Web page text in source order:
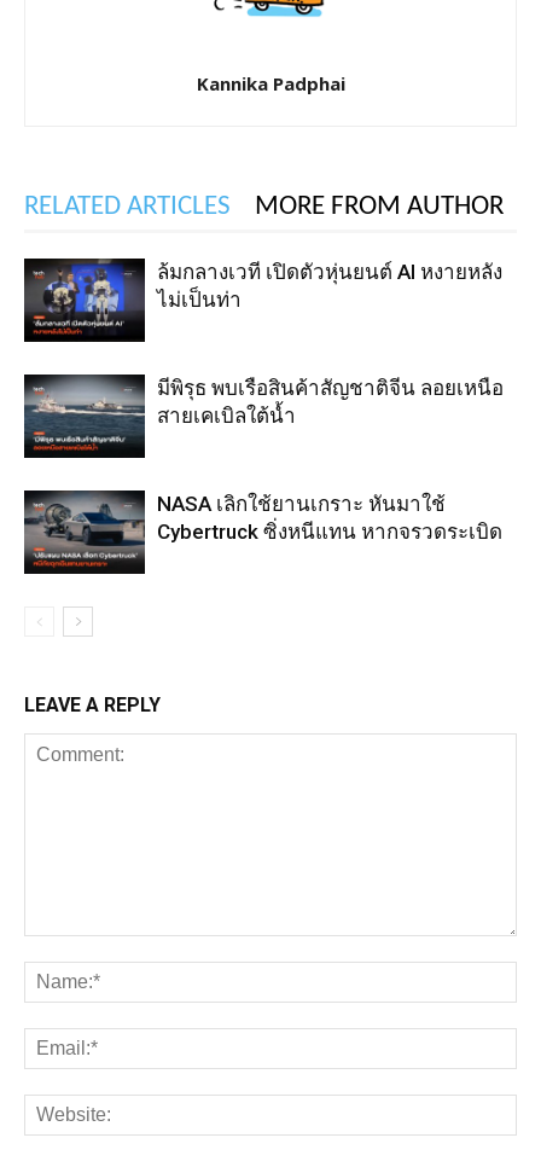
Kannika Padphai
RELATED ARTICLES MORE FROM AUTHOR
ล้มกลางเวที เปิดตัวหุ่นยนต์ AI หงายหลัง
ไม่เป็นท่า
มีพิรุธ พบเรือสินค้าสัญชาติจีน ลอยเหนือ
สายเคเบิลใต้น้ำ
NASA เลิกใช้ยานเกราะ หันมาใช้
Cybertruck ซิ่งหนีแทน หากจรวดระเบิด
LEAVE A REPLY